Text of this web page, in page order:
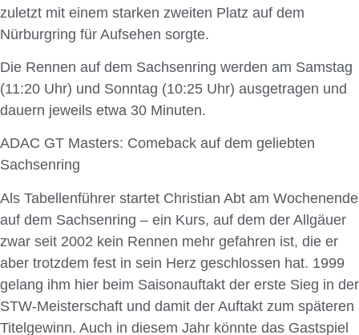
zuletzt mit einem starken zweiten Platz auf dem
Nürburgring für Aufsehen sorgte.
Die Rennen auf dem Sachsenring werden am Samstag
(11:20 Uhr) und Sonntag (10:25 Uhr) ausgetragen und
dauern jeweils etwa 30 Minuten.
ADAC GT Masters: Comeback auf dem geliebten
Sachsenring
Als Tabellenführer startet Christian Abt am Wochenende
auf dem Sachsenring – ein Kurs, auf dem der Allgäuer
zwar seit 2002 kein Rennen mehr gefahren ist, die er
aber trotzdem fest in sein Herz geschlossen hat. 1999
gelang ihm hier beim Saisonauftakt der erste Sieg in der
STW-Meisterschaft und damit der Auftakt zum späteren
Titelgewinn. Auch in diesem Jahr könnte das Gastspiel